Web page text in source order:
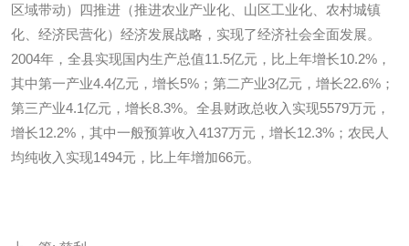
区域带动）四推进（推进农业产业化、山区工业化、农村城镇
化、经济民营化）经济发展战略，实现了经济社会全面发展。
2004年，全县实现国内生产总值11.5亿元，比上年增长10.2%，
其中第一产业4.4亿元，增长5%；第二产业3亿元，增长22.6%；
第三产业4.1亿元，增长8.3%。全县财政总收入实现5579万元，
增长12.2%，其中一般预算收入4137万元，增长12.3%；农民人
均纯收入实现1494元，比上年增加66元。